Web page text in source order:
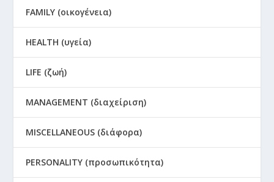
FAMILY (οικογένεια)
HEALTH (υγεία)
LIFE (ζωή)
MANAGEMENT (διαχείριση)
MISCELLANEOUS (διάφορα)
PERSONALITY (προσωπικότητα)